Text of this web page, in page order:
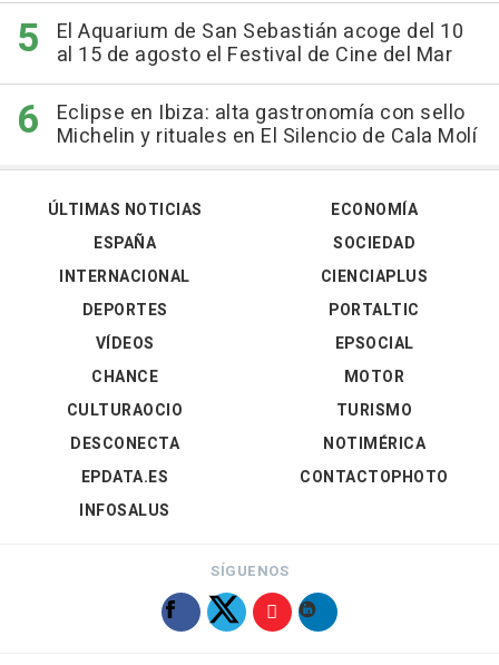
El Aquarium de San Sebastián acoge del 10
al 15 de agosto el Festival de Cine del Mar
Eclipse en Ibiza: alta gastronomía con sello
Michelin y rituales en El Silencio de Cala Molí
ÚLTIMAS NOTICIAS
ESPAÑA
INTERNACIONAL
DEPORTES
VÍDEOS
ECONOMÍA
SOCIEDAD
CIENCIAPLUS
PORTALTIC
EPSOCIAL
CHANCE
CULTURAOCIO
DESCONECTA
EPDATA.ES
INFOSALUS
MOTOR
TURISMO
NOTIMÉRICA
CONTACTOPHOTO
SÍGUENOS